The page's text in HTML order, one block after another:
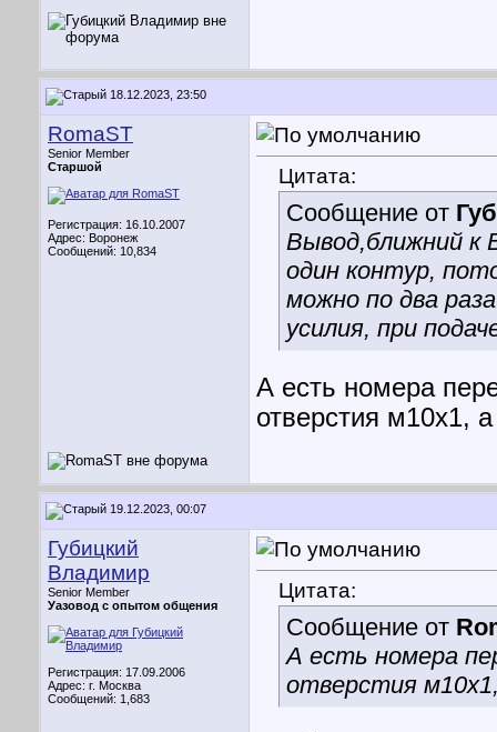
18.12.2023, 23:50
RomaST
Senior Member
Старшой
Регистрация: 16.10.2007
Адрес: Воронеж
Сообщений: 10,834
Цитата:
Сообщение от
Вывод,ближний к
один контур,
можно по два
усилия, при
А есть номера
отверстия м10х1,
19.12.2023, 00:07
Губицкий
Владимир
Senior Member
Уазовод с опытом общения
Регистрация: 17.09.2006
Адрес: г. Москва
Сообщений: 1,683
Цитата:
Сообщение от
А есть номера
отверстия